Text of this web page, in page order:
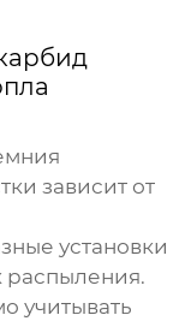
зависит от
установки
распыления.
учитывать